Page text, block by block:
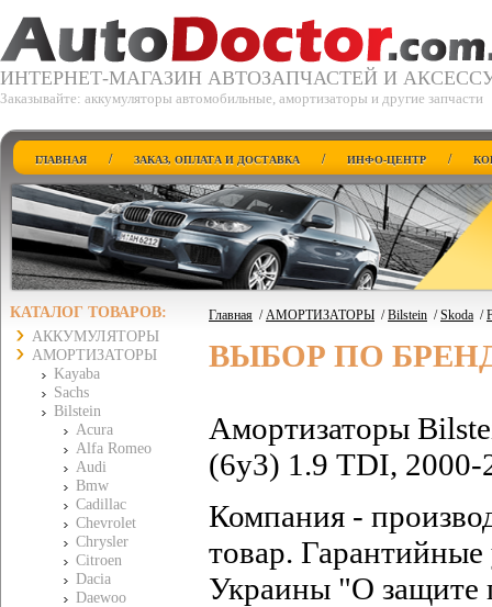
ИНТЕРНЕТ-МАГАЗИН АВТОЗАПЧАСТЕЙ И
Заказывайте: аккумуляторы автомобильные, амортизаторы и другие запчасти
ГЛАВНАЯ / ЗАКАЗ, ОПЛАТА И ДОСТАВКА / ИНФО-ЦЕНТР /
КАТАЛОГ ТОВАРОВ:
АККУМУЛЯТОРЫ
АМОРТИЗАТОРЫ
Kayaba
Sachs
Bilstein
Acura
Alfa Romeo
Audi
Bmw
Cadillac
Chevrolet
Chrysler
Citroen
Dacia
Daewoo
Главная /АМОРТИЗАТОРЫ /Bilstein /Skoda /
ВЫБОР ПО
Амортизаторы
(6y3) 1.9 TDI, 2000-
Компания -
товар. Гарантийные
Украины "О защите